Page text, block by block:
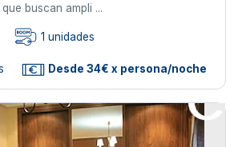
buscan ampli ...
1 unidades
Desde 34€ x persona/noche